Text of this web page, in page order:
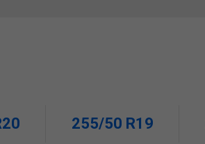
255/50 R19